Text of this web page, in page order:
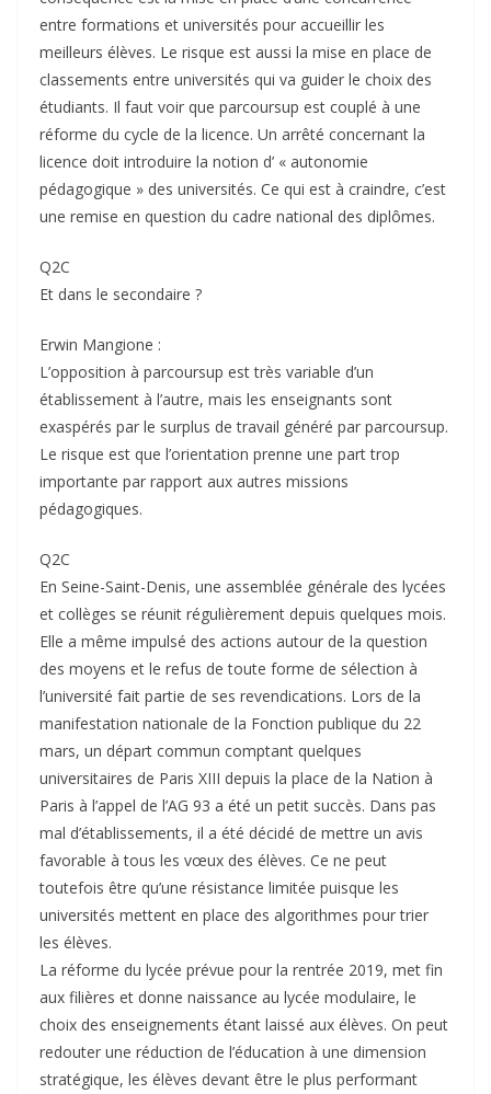
entre formations et universités pour accueillir les
meilleurs élèves. Le risque est aussi la mise en place de
classements entre universités qui va guider le choix des
étudiants. Il faut voir que parcoursup est couplé à une
réforme du cycle de la licence. Un arrêté concernant la
licence doit introduire la notion d’ « autonomie
pédagogique » des universités. Ce qui est à craindre, c’est
une remise en question du cadre national des diplômes.
Q2C
Et dans le secondaire ?
Erwin Mangione :
L’opposition à parcoursup est très variable d’un
établissement à l’autre, mais les enseignants sont
exaspérés par le surplus de travail généré par parcoursup.
Le risque est que l’orientation prenne une part trop
importante par rapport aux autres missions
pédagogiques.
Q2C
En Seine-Saint-Denis, une assemblée générale des lycées
et collèges se réunit régulièrement depuis quelques mois.
Elle a même impulsé des actions autour de la question
des moyens et le refus de toute forme de sélection à
l’université fait partie de ses revendications. Lors de la
manifestation nationale de la Fonction publique du 22
mars, un départ commun comptant quelques
universitaires de Paris XIII depuis la place de la Nation à
Paris à l’appel de l’AG 93 a été un petit succès. Dans pas
mal d’établissements, il a été décidé de mettre un avis
favorable à tous les vœux des élèves. Ce ne peut
toutefois être qu’une résistance limitée puisque les
universités mettent en place des algorithmes pour trier
les élèves.
La réforme du lycée prévue pour la rentrée 2019, met fin
aux filières et donne naissance au lycée modulaire, le
choix des enseignements étant laissé aux élèves. On peut
redouter une réduction de l’éducation à une dimension
stratégique, les élèves devant être le plus performant